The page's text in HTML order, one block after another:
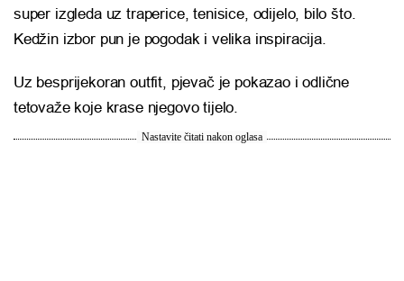
super izgleda uz traperice, tenisice, odijelo, bilo što.
Kedžin izbor pun je pogodak i velika inspiracija.
Uz besprijekoran outfit, pjevač je pokazao i odlične
tetovaže koje krase njegovo tijelo.
Nastavite čitati nakon oglasa